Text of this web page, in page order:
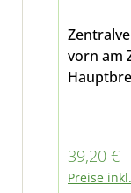
vorn am
39,20 €
Preise